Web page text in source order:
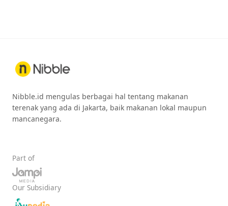
Nibble.id mengulas berbagai hal tentang makanan
terenak yang ada di Jakarta, baik makanan lokal maupun
mancanegara.
Part of
Our Subsidiary